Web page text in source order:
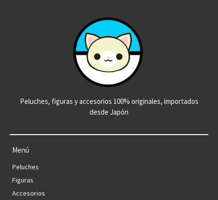
Peluches, figuras y accesorios 100% originales, importados
desde Japón
Menú
Peluches
Figuras
Accesorios